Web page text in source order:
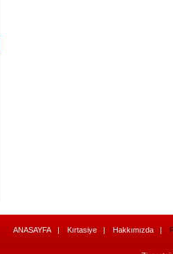
ANASAYFA Kırtasiye Hakkımızda